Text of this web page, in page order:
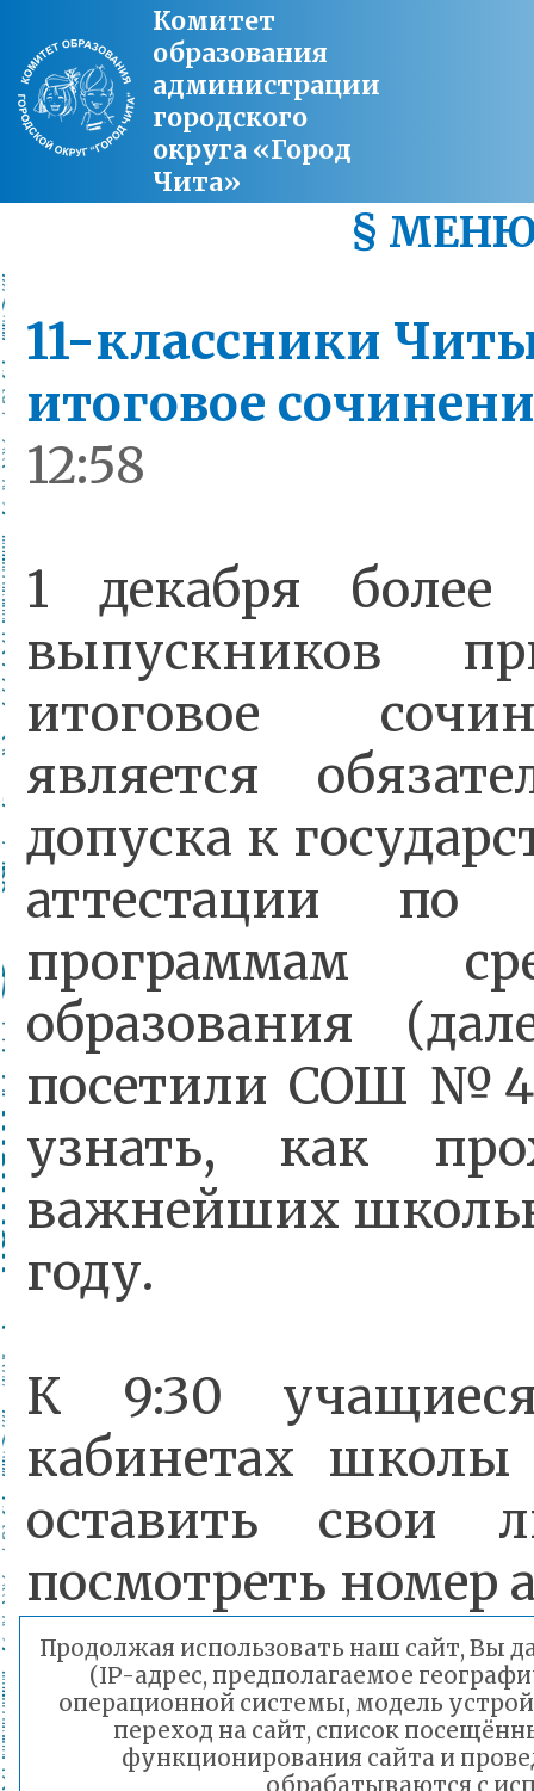
Комитет
образования
администрации
городского
округа «Город
Чита»
§
11-классники
итоговое
12:58
1 декабря
выпускников
итоговое
является
допуска к
аттестации по
программам
образования
посетили СОШ
узнать, как
важнейших
году.
К 9:30
кабинетах
оставить
посмотреть номер
в пункте
аудиторию с
взять
Продолжая использовать наш сайт, Вы
(IP-адрес, предполагаемое
операционной системы, модель
переход на сайт, список
функционирования сайта и